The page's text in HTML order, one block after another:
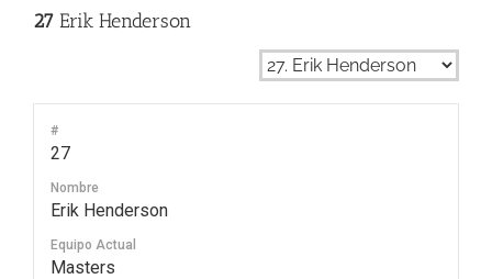
27 Erik Henderson
#
27
Nombre
Erik Henderson
Equipo Actual
Masters